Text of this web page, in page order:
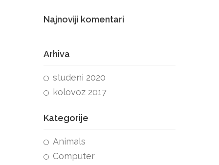
Najnoviji komentari
Arhiva
studeni 2020
kolovoz 2017
Kategorije
Animals
Computer